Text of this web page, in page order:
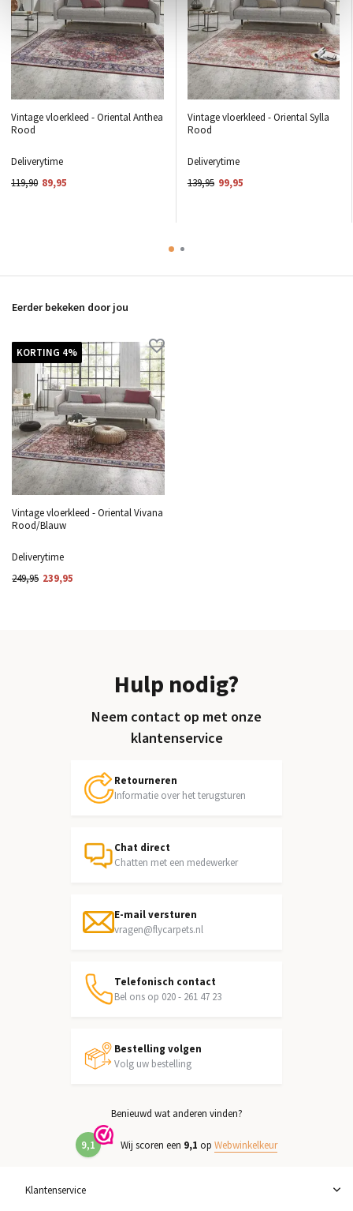
Vintage vloerkleed - Oriental Anthea
Rood
Deliverytime
119,90 89,95
Vintage vloerkleed - Oriental Sylla
Rood
Deliverytime
139,95 99,95
Eerder bekeken door jou
KORTING 4%
Vintage vloerkleed - Oriental Vivana
Rood/Blauw
Deliverytime
249,95 239,95
Hulp nodig?
Neem contact op met onze
klantenservice
Retourneren
Informatie over het terugsturen
Chat direct
Chatten met een medewerker
E-mail versturen
vragen@flycarpets.nl
Telefonisch contact
Bel ons op 020 - 261 47 23
Bestelling volgen
Volg uw bestelling
Benieuwd wat anderen vinden?
9,1 Wij scoren een 9,1 op Webwinkelkeur
Klantenservice